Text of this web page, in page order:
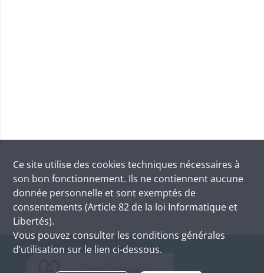
Ce site utilise des cookies techniques nécessaires à
son bon fonctionnement. Ils ne contiennent aucune
donnée personnelle et sont exemptés de
consentements (Article 82 de la loi Informatique et
Libertés).
Vous pouvez consulter les conditions générales
d’utilisation sur le lien ci-dessous.